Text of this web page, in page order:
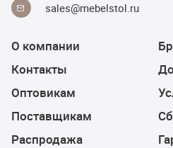
sales@mebelstol.ru
О компании
Контакты
Оптовикам
Поставщикам
Распродажа